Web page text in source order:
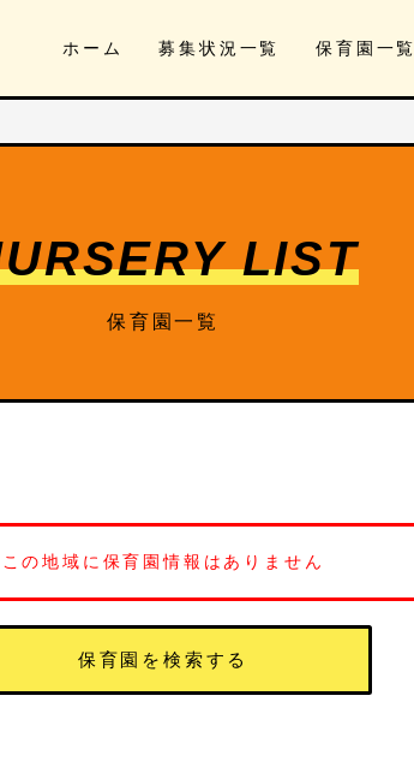
ホーム 募集状況一覧 保育園一覧
LIST
保育園一覧
この地域に保育園情報はありません
保育園を検索する